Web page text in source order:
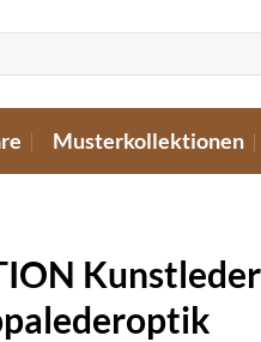
Musterkollektionen